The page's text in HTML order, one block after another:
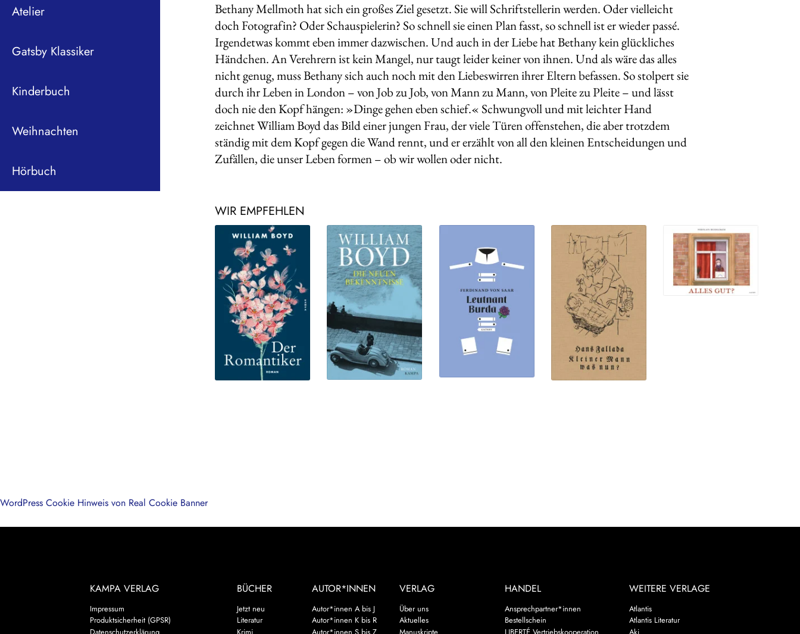
Atelier
Gatsby Klassiker
Kinderbuch
Weihnachten
Hörbuch
Bethany Mellmoth hat sich ein großes Ziel gesetzt. Sie will Schriftstellerin werden. Oder vielleicht
doch Fotografin? Oder Schauspielerin? So schnell sie einen Plan fasst, so schnell ist er wieder passé.
Irgendetwas kommt eben immer dazwischen. Und auch in der Liebe hat Bethany kein glückliches
Händchen. An Verehrern ist kein Mangel, nur taugt leider keiner von ihnen. Und als wäre das alles
nicht genug, muss Bethany sich auch noch mit den Liebeswirren ihrer Eltern befassen. So stolpert sie
durch ihr Leben in London – von Job zu Job, von Mann zu Mann, von Pleite zu Pleite – und lässt
doch nie den Kopf hängen: »Dinge gehen eben schief.« Schwungvoll und mit leichter Hand
zeichnet William Boyd das Bild einer jungen Frau, der viele Türen offenstehen, die aber trotzdem
ständig mit dem Kopf gegen die Wand rennt, und er erzählt von all den kleinen Entscheidungen und
Zufällen, die unser Leben formen – ob wir wollen oder nicht.
WIR EMPFEHLEN
KAMPA VERLAG
Impressum
Produktsicherheit (GPSR)
Datenschutzerklärung
BÜCHER
Jetzt neu
Literatur
Krimi
AUTOR*INNEN
Autor*innen A bis J
Autor*innen K bis R
Autor*innen S bis Z
VERLAG
Über uns
Aktuelles
Manuskripte
HANDEL
Ansprechpartner*innen
Bestellschein
LIBERTÉ Vertriebskooperation
WEITERE VERLAGE
Atlantis
Atlantis Literatur
Aki
WordPress Cookie Hinweis von Real Cookie Banner